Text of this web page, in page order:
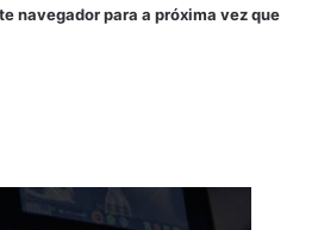
navegador para a próxima vez que